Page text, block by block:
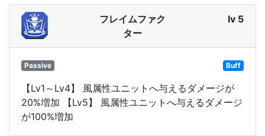
フレイムファク
ター
lv 5
Passive Buff
【Lv1～Lv4】 風属性ユニットへ与えるダメージが
20%増加 【Lv5】 風属性ユニットへ与えるダメージ
が100%増加